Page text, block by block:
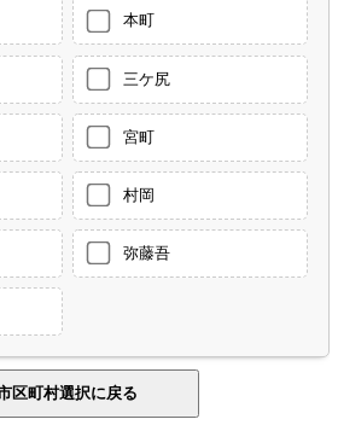
本町
三ケ尻
宮町
村岡
弥藤吾